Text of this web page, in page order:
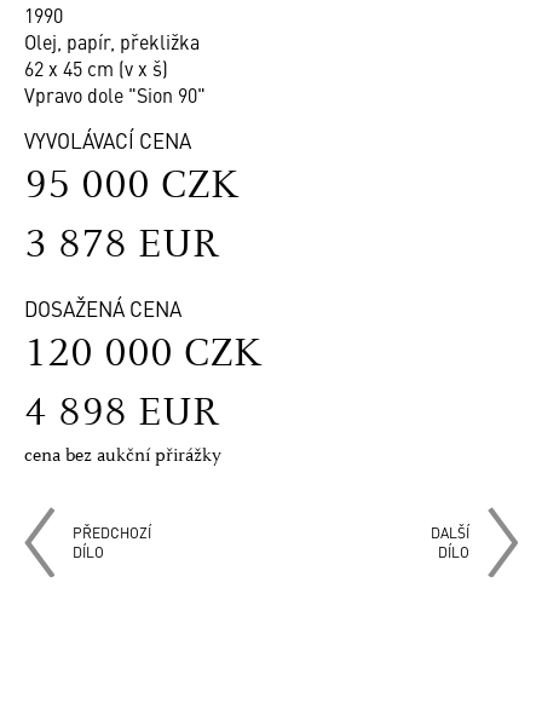
1990
Olej, papír, překližka
62 x 45 cm (v x š)
Vpravo dole "Sion 90"
VYVOLÁVACÍ CENA
95 000 CZK
3 878 EUR
DOSAŽENÁ CENA
120 000 CZK
4 898 EUR
cena bez aukční přirážky
PŘEDCHOZÍ
DÍLO
DALŠÍ
DÍLO